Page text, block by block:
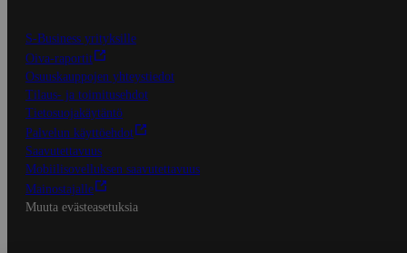
S-Business yrityksille
Oiva-raportit
Osuuskauppojen yhteystiedot
Tilaus- ja toimitusehdot
Tietosuojakäytäntö
Palvelun käyttöehdot
Saavutettavuus
Mobiilisovelluksen saavutettavuus
Mainostajalle
Muuta evästeasetuksia